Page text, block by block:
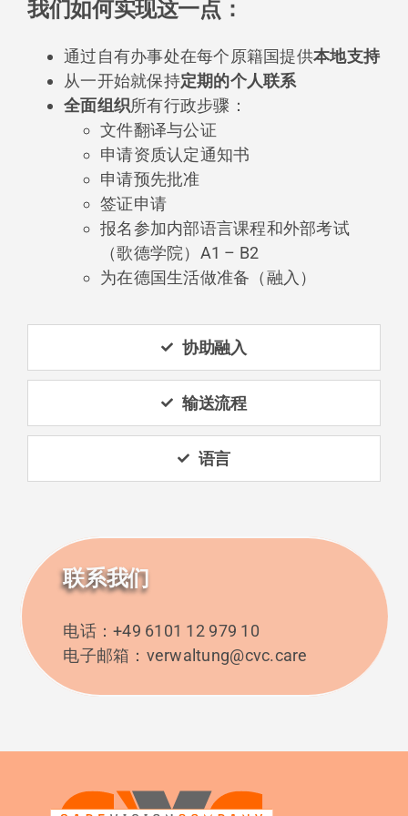
我们如何实现这一点：
通过自有办事处在每个原籍国提供本地支持
从一开始就保持定期的个人联系
全面组织所有行政步骤：
文件翻译与公证
申请资质认定通知书
申请预先批准
签证申请
报名参加内部语言课程和外部考试
（歌德学院）A1 – B2
为在德国生活做准备（融入）
协助融入
输送流程
语言
联系我们
电话：+49 6101 12 979 10
电子邮箱：verwaltung@cvc.care